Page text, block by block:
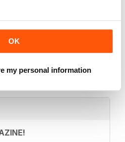
OK
my personal information
not expected (Bergen,
articles make me want to go.